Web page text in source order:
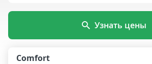
Узнать цены
Comfort